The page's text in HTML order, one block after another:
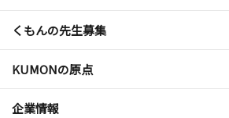
くもんの先生募集
KUMONの原点
企業情報